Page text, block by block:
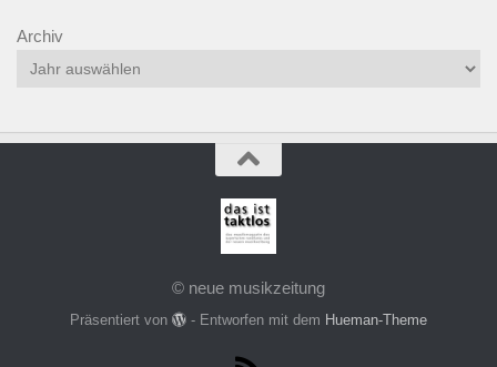
Archiv
© neue musikzeitung
Präsentiert von - Entworfen mit dem Hueman-Theme